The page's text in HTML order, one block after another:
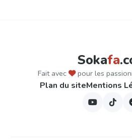
Sokafa
Fait avec pour les
Plan du siteMentions